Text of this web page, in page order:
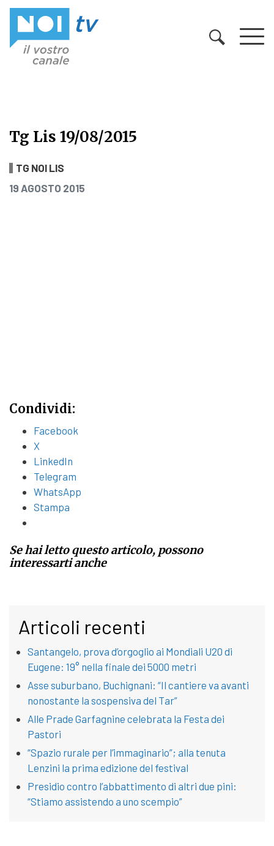
Tg Lis 19/08/2015
Tg Lis 19/08/2015
TG NOI LIS
PUBBLICATO IL
19 AGOSTO 2015
Condividi:
Facebook
X
LinkedIn
Telegram
WhatsApp
Stampa
Se hai letto questo articolo, possono
interessarti anche
Articoli recenti
Santangelo, prova d’orgoglio ai Mondiali U20 di
Eugene: 19° nella finale dei 5000 metri
Asse suburbano, Buchignani: “Il cantiere va avanti
nonostante la sospensiva del Tar”
Alle Prade Garfagnine celebrata la Festa dei
Pastori
“Spazio rurale per l’immaginario”; alla tenuta
Lenzini la prima edizione del festival
Presidio contro l’abbattimento di altri due pini:
“Stiamo assistendo a uno scempio”